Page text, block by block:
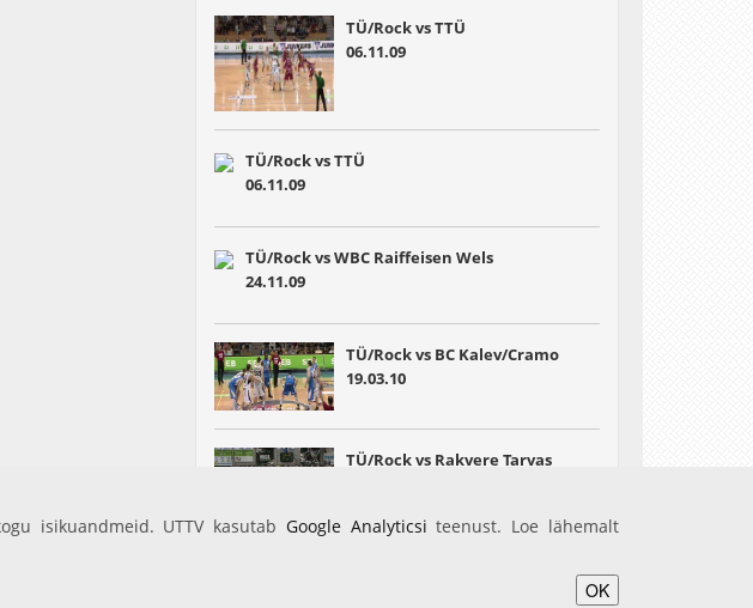
TÜ/Rock vs TTÜ
06.11.09
TÜ/Rock vs TTÜ
06.11.09
TÜ/Rock vs WBC Raiffeisen Wels
24.11.09
TÜ/Rock vs BC Kalev/Cramo
19.03.10
TÜ/Rock vs Rakvere Tarvas
isikuandmeid. UTTV kasutab Google Analyticsi teenust. Loe lähemalt
OK